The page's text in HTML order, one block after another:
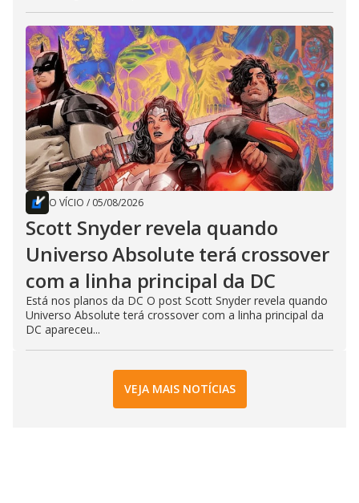
O VÍCIO / 05/08/2026
Scott Snyder revela quando
Universo Absolute terá crossover
com a linha principal da DC
Está nos planos da DC O post Scott Snyder revela quando
Universo Absolute terá crossover com a linha principal da
DC apareceu...
VEJA MAIS NOTÍCIAS